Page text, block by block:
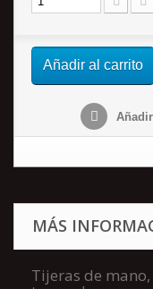
Añadir al carrito
MÁS
Tijeras de